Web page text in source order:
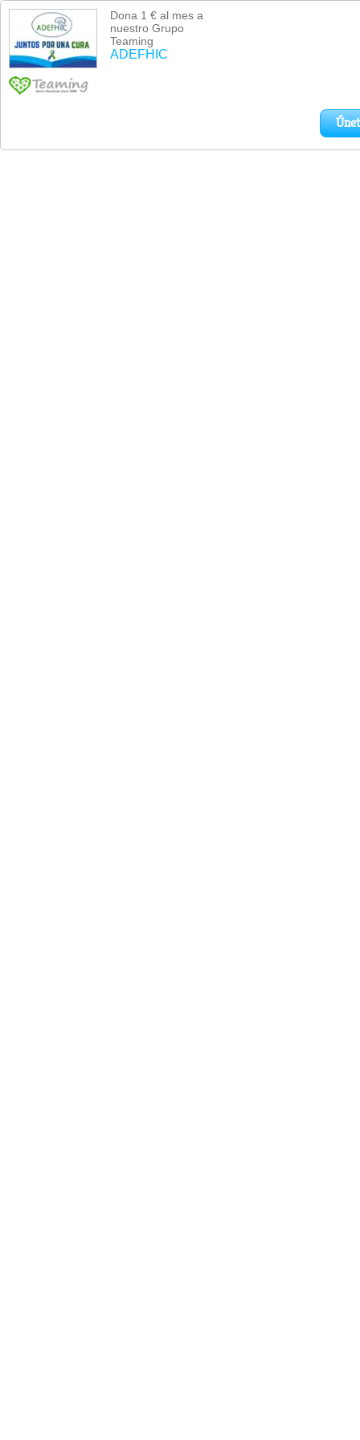
Dona 1 € al mes a
nuestro Grupo
Teaming
ADEFHIC